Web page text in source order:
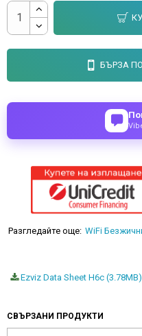
БЪРЗА
Разгледайте още: WiFi
Ezviz Data Sheet H6c (3.78MB)
СВЪРЗАНИ ПРОДУКТИ